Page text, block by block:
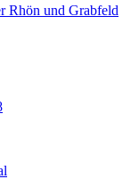
Rhön und Grabfeld